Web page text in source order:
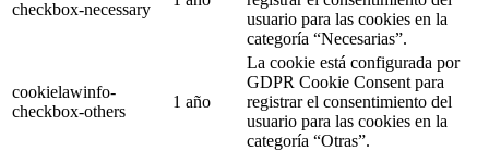
checkbox-necessary
usuario para las cookies en la
categoría “Necesarias”.
cookielawinfo-
checkbox-others
1 año
La cookie está configurada por
GDPR Cookie Consent para
registrar el consentimiento del
usuario para las cookies en la
categoría “Otras”.